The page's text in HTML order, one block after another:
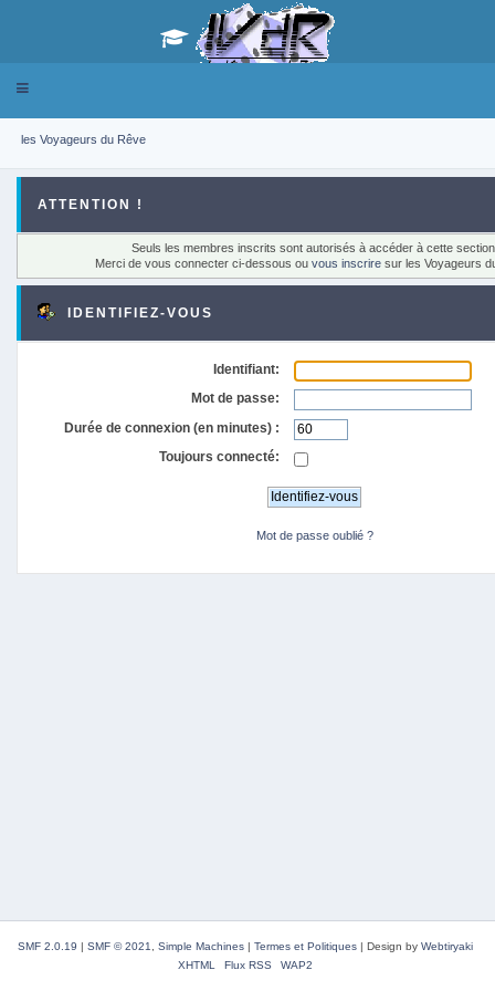
Toggle
les Voyageurs du Rêve
ATTENTION !
Seuls les membres inscrits sont autorisés à accéder à cette
Merci de vous connecter ci-dessous ouvous inscrire sur les Voyageurs
IDENTIFIEZ-VOUS
Identifiant:
Mot de passe:
Durée de connexion (en minutes) :
Toujours connecté:
Mot de passe oublié ?
SMF 2.0.19 | SMF © 2021 Simple Machines| Termes et Politiques | Design by Webtiryaki
XHTML
Flux RSS WAP2